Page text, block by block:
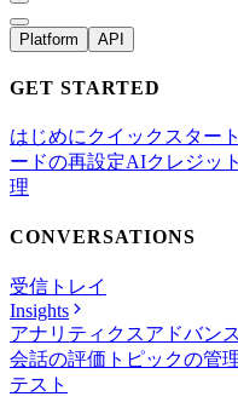
Platform API
GET STARTED
はじめに クイックスタート
ードの再設定AIクレジッ
理
CONVERSATIONS
受信トレイ
Insights
アナリティクスアドバン
会話の評価 トピックの管
テスト